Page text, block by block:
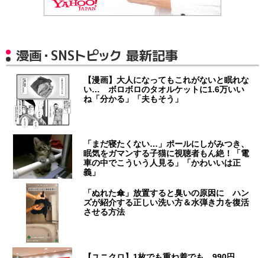
漫画・SNSトピック 最新記事
【漫画】大人になってもこれがないと眠れな
い… ボロボロのタオルケットに1.6万いい
ね「分かる」「夫もそう」
「まだ寝たくない…」ポールにしがみつき、
眠気をガマンする子猫に視聴者もん絶！「電
車の中でこういう人見る」「かわいいは正
義」
「ぬれた傘」放置すると臭いの原因に ハン
ズが紹介する正しい洗い方＆水弾き力を復活
させる方法